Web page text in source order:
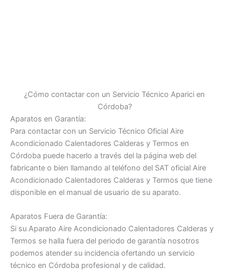
¿Cómo contactar con un Servicio Técnico Aparici en
Córdoba?
Aparatos en Garantía:
Para contactar con un Servicio Técnico Oficial Aire
Acondicionado Calentadores Calderas y Termos en
Córdoba puede hacerlo a través del la página web del
fabricante o bien llamando al teléfono del SAT oficial Aire
Acondicionado Calentadores Calderas y Termos que tiene
disponible en el manual de usuario de su aparato.
Aparatos Fuera de Garantía:
Si su Aparato Aire Acondicionado Calentadores Calderas y
Termos se halla fuera del periodo de garantía nosotros
podemos atender su incidencia ofertando un servicio
técnico en Córdoba profesional y de calidad.